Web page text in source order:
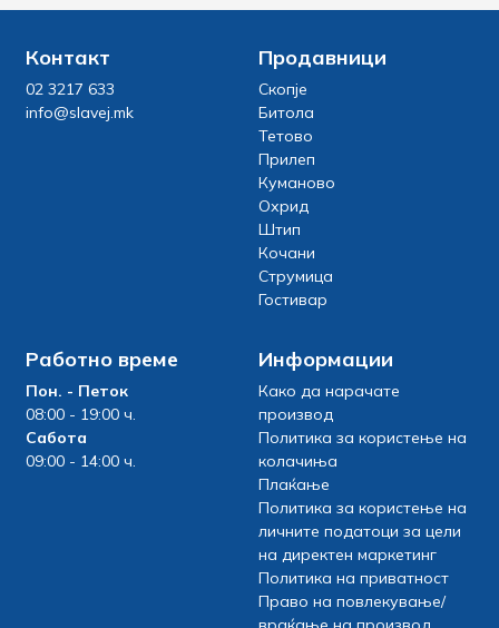
Контакт
02 3217 633
info@slavej.mk
Продавници
Скопје
Битола
Тетово
Прилеп
Куманово
Охрид
Штип
Кочани
Струмица
Гостивар
Работно време
Пон. - Петок
08:00 - 19:00 ч.
Сабота
09:00 - 14:00 ч.
Информации
Како да нарачате
производ
Политика за користење на
колачиња
Плаќање
Политика за користење на
личните податоци за цели
на директен маркетинг
Политика на приватност
Право на повлекување/